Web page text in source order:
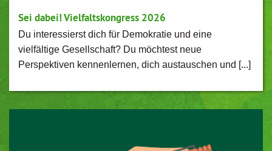
Sei dabei! Vielfaltskongress 2026
Du interessierst dich für Demokratie und eine
vielfältige Gesellschaft? Du möchtest neue
Perspektiven kennenlernen, dich austauschen und [...]